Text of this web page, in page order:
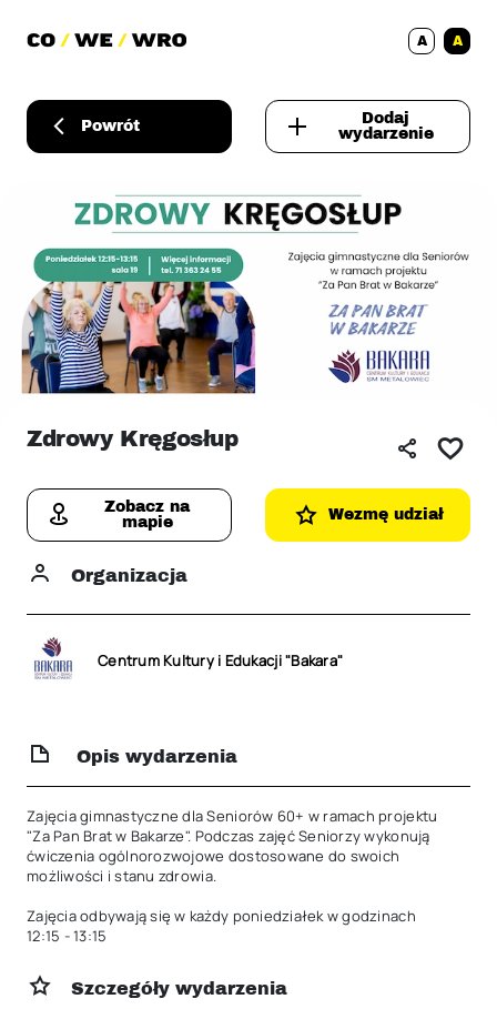
A A
Powrót
Dodaj
wydarzenie
Zdrowy Kręgosłup
Zobacz na
mapie
Wezmę udział
Organizacja
Centrum Kultury i Edukacji "Bakara"
Opis wydarzenia
Zajęcia gimnastyczne dla Seniorów 60+ w ramach projektu
"Za Pan Brat w Bakarze". Podczas zajęć Seniorzy wykonują
ćwiczenia ogólnorozwojowe dostosowane do swoich
możliwości i stanu zdrowia.
Zajęcia odbywają się w każdy poniedziałek w godzinach
12:15 - 13:15
Szczegóły wydarzenia